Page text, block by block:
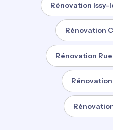
Rénovation
Rénovation
Rénovation